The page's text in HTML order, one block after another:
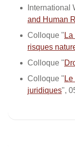
International
and Human
Colloque "
risques
Colloque "
Colloque "
juridiques",